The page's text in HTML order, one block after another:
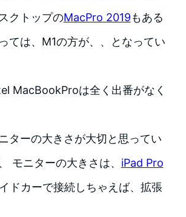
クトップのMacPro 2019もある
ては、M1の方が、、となってい
MacBookProは全く出番がなく
ターの大きさが大切と思ってい
モニターの大きさは、 iPad Pro
ドカーで接続しちゃえば、拡張